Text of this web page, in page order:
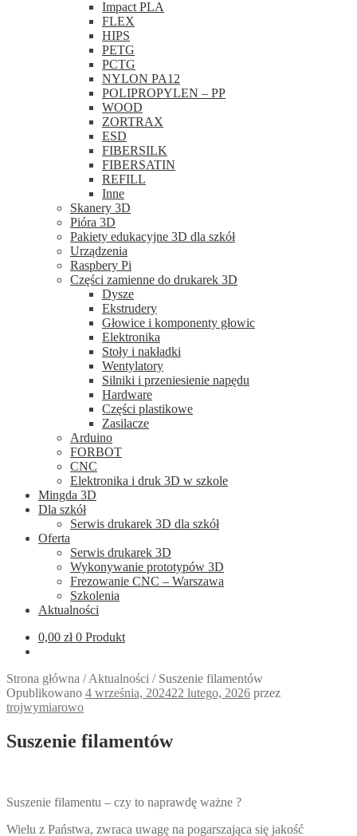
Impact PLA
FLEX
HIPS
PETG
PCTG
NYLON PA12
POLIPROPYLEN – PP
WOOD
ZORTRAX
ESD
FIBERSILK
FIBERSATIN
REFILL
Inne
Skanery 3D
Pióra 3D
Pakiety edukacyjne 3D dla szkół
Urządzenia
Raspbery Pi
Części zamienne do drukarek 3D
Dysze
Ekstrudery
Głowice i komponenty głowic
Elektronika
Stoły i nakładki
Wentylatory
Silniki i przeniesienie napędu
Hardware
Części plastikowe
Zasilacze
Arduino
FORBOT
CNC
Elektronika i druk 3D w szkole
Mingda 3D
Dla szkół
Serwis drukarek 3D dla szkół
Oferta
Serwis drukarek 3D
Wykonywanie prototypów 3D
Frezowanie CNC – Warszawa
Szkolenia
Aktualności
0,00 zł 0 Produkt
Strona główna /Aktualności / Suszenie filamentów
Opublikowano 4 września, 202422 lutego, 2026 przez
trojwymiarowo
Suszenie filamentów
Suszenie filamentu – czy to naprawdę ważne ?
Wielu z Państwa, zwraca uwagę na pogarszająca się jakość